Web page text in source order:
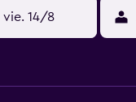
vie. 14/8